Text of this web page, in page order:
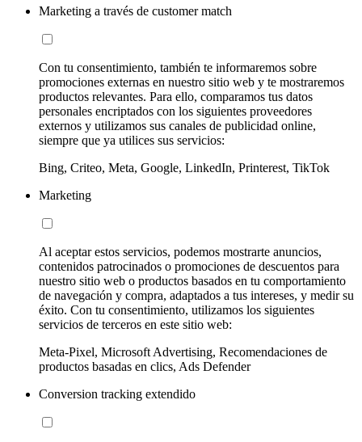
Marketing a través de customer match
Con tu consentimiento, también te informaremos sobre
promociones externas en nuestro sitio web y te mostraremos
productos relevantes. Para ello, comparamos tus datos
personales encriptados con los siguientes proveedores
externos y utilizamos sus canales de publicidad online,
siempre que ya utilices sus servicios:
Bing, Criteo, Meta, Google, LinkedIn, Printerest, TikTok
Marketing
Al aceptar estos servicios, podemos mostrarte anuncios,
contenidos patrocinados o promociones de descuentos para
nuestro sitio web o productos basados en tu comportamiento
de navegación y compra, adaptados a tus intereses, y medir su
éxito. Con tu consentimiento, utilizamos los siguientes
servicios de terceros en este sitio web:
Meta-Pixel, Microsoft Advertising, Recomendaciones de
productos basadas en clics, Ads Defender
Conversion tracking extendido